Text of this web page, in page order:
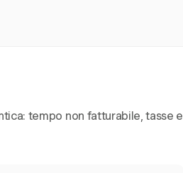
tempo non fatturabile, tasse e